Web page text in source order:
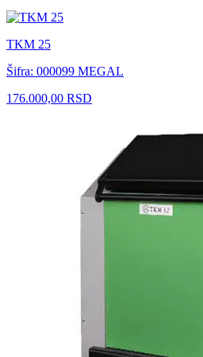
TKM 25
Šifra: 000099 MEGAL
176.000,00 RSD